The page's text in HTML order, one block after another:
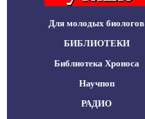
Для молодых биологов
БИБЛИОТЕКИ
Библиотека Хроноса
Научпоп
РАДИО